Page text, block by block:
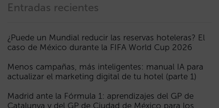
Entradas recientes
¿Puede un Mundial reducir las reservas hoteleras? El
caso de México durante la FIFA World Cup 2026
Menos campañas, más inteligentes: manual IA para
actualizar el marketing digital de tu hotel (parte 1)
Madrid ante la Fórmula 1: aprendizajes del GP de
Catalunya y del GP de Ciudad de México para los